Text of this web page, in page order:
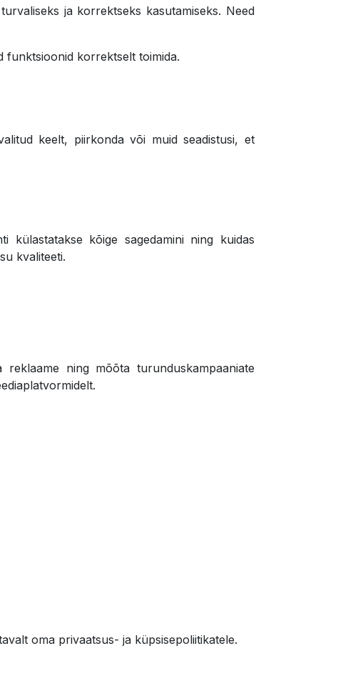
ja korrektseks kasutamiseks. Need
funktsioonid korrektselt toimida.
keelt, piirkonda või muid seadistusi, et
külastatakse kõige sagedamini ning kuidas
kvaliteeti.
ning mõõta turunduskampaaniate
oma privaatsus- ja küpsisepoliitikatele.